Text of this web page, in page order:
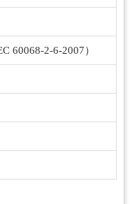
60068-2-6-2007）